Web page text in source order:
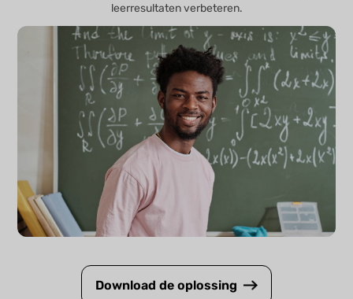
leerresultaten verbeteren.
Download de oplossing